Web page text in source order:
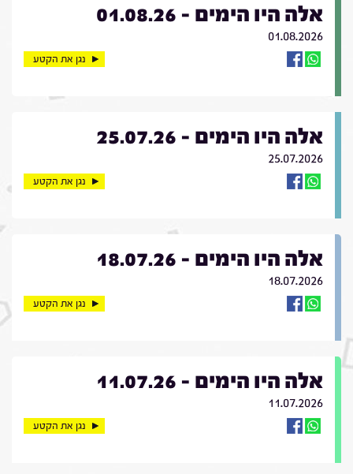
אלה היו הימים - 01.08.26
01.08.2026
נגן את הקטע
אלה היו הימים - 25.07.26
25.07.2026
נגן את הקטע
אלה היו הימים - 18.07.26
18.07.2026
נגן את הקטע
אלה היו הימים - 11.07.26
11.07.2026
נגן את הקטע